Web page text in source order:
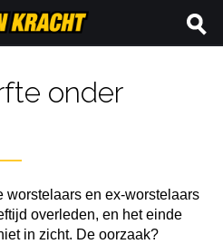
onder
worstelaars en ex-worstelaars
overleden, en het einde
in zicht. De oorzaak?